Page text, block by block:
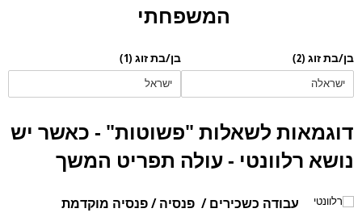
המשפחתי
בן/​בת זוג (2) בן/​בת זוג (1)
דוגמאות לשאלות "פשוטות" - כאשר יש
נושא רלוונטי - עולה תפריט המשך
Untitled
רלוונטי עבודה כשכירים / פנסיה / פנסיה מוקדמת